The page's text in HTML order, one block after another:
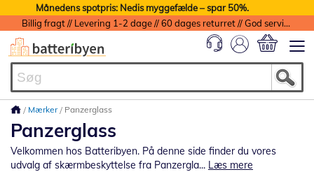
Månedens spotpris: Nedis myggefælde – spar 50%.
Billig fragt // Levering 1-2 dage // 60 dages returret // God service med garanti
Mærker Panzerglass
Panzerglass
Velkommen hos Batteribyen. På denne side finder du vores
udvalg af skærmbeskyttelse fra Panzergla... Læs mere